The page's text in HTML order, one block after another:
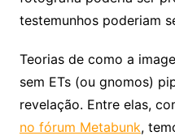
testemunhos poderiam
Teorias de como a
sem ETs (ou gnomos)
revelação. Entre elas,
no fórum Metabunk,